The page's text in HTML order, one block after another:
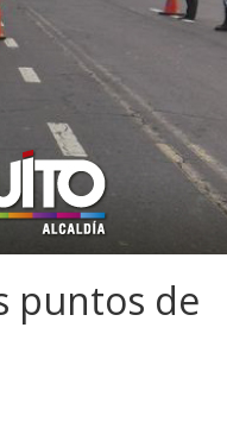
puntos de